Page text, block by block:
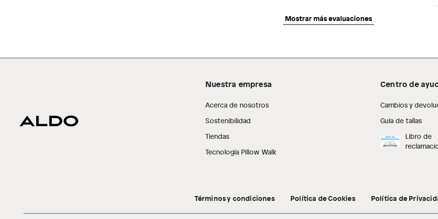
Mostrar más evaluaciones
Nuestra empresa
Acerca de nosotros
Sostenibilidad
Tiendas
Tecnología Pillow Walk
Centro de
Cambios y
Guía de tallas
Libro de
Términos y condiciones Política de Cookies Política de